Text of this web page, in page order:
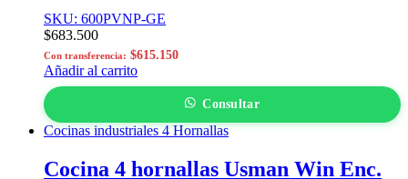
SKU: 600PVNP-GE
$683.500
Con transferencia: $615.150
Añadir al carrito
Consultar
Cocinas industriales 4 Hornallas
Cocina 4 hornallas Usman Win Enc.